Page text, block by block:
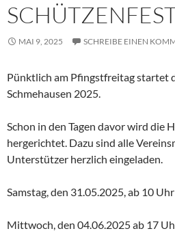
MAI 9, 2025 SCHREIBE EINEN
Pünktlich am Pfingstfreitag startet
Schmehausen 2025.
Schon in den Tagen davor wird die
hergerichtet. Dazu sind alle
Unterstützer herzlich eingeladen.
Samstag, den 31.05.2025, ab 10 Uhr
Mittwoch, den 04.06.2025 ab 17